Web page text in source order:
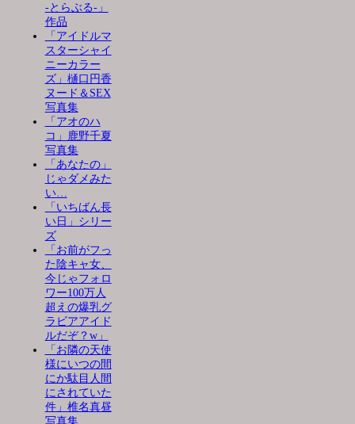
-とらぶる-」
作品
「アイドルマ
スターシャイ
ニーカラー
ズ」樋口円香
ヌード＆SEX
写真集
「アオのハ
コ」鹿野千夏
写真集
「あなたの」
じゃダメみた
い…
「いちばん長
い日」シリー
ズ
「お前がフっ
た陰キャ女、
今じゃフォロ
ワー100万人
超えの爆乳グ
ラビアアイド
ルだぞ？w」
「お隣の天使
様にいつの間
にか駄目人間
にされていた
件」椎名真昼
写真集